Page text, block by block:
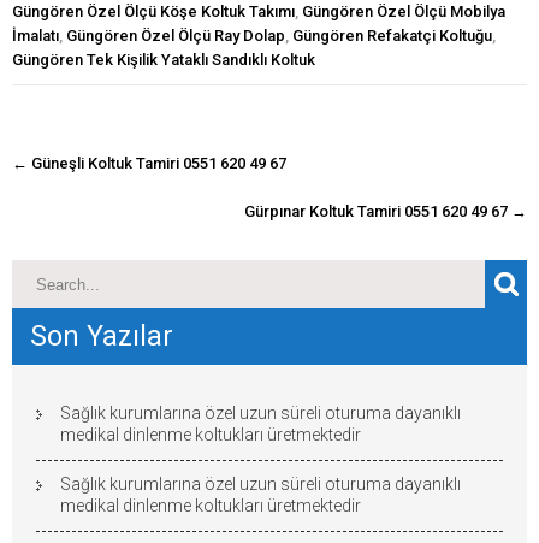
Güngören Özel Ölçü Köşe Koltuk Takımı Güngören Özel Ölçü Mobilya
İmalatı Güngören Özel Ölçü Ray Dolap Güngören Refakatçi Koltuğu
Güngören Tek Kişilik Yataklı Sandıklı Koltuk
navigasyon
← Güneşli Koltuk Tamiri 0551 620 49 67
Gürpınar Koltuk Tamiri 0551 620 49 67 →
Son Yazılar
Sağlık kurumlarına özel uzun süreli oturuma dayanıklı
medikal dinlenme koltukları üretmektedir
Sağlık kurumlarına özel uzun süreli oturuma dayanıklı
medikal dinlenme koltukları üretmektedir